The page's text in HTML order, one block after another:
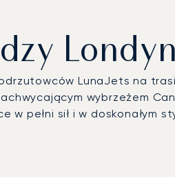
LunaJets na
wybrzeżem
pełni sił i w doskonałym